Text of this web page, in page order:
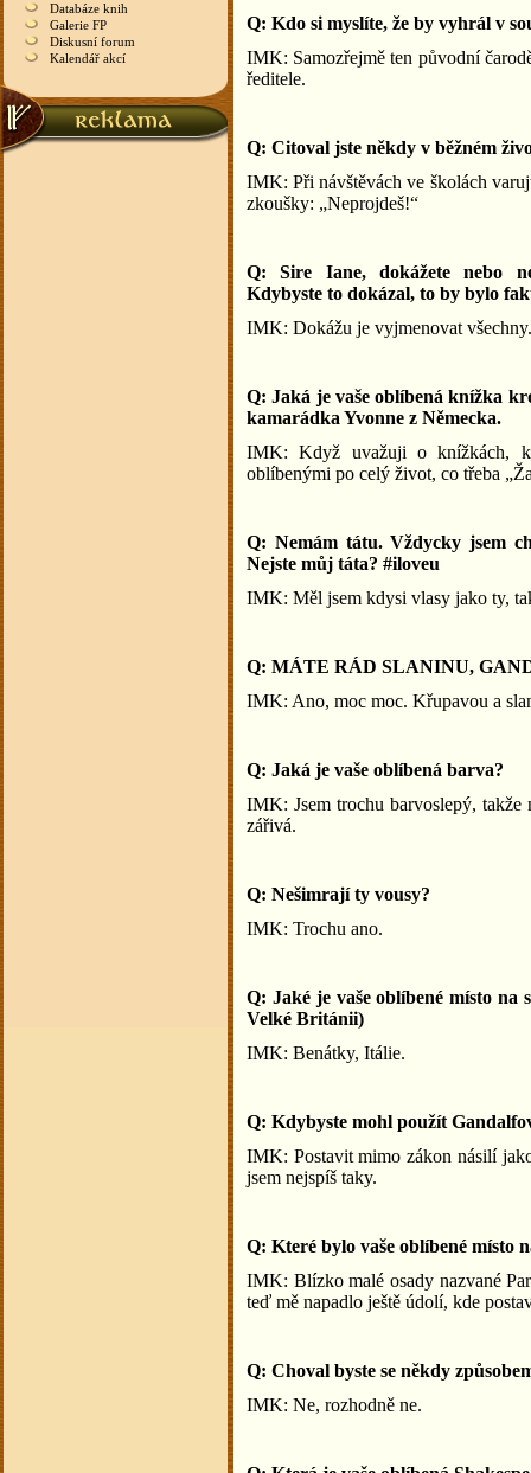
Databáze knih
Galerie FP
Diskusní forum
Kalendář akcí
Q: Kdo si myslíte, že by vyhrál v
IMK: Samozřejmě ten původní
ředitele.
Q: Citoval jste někdy v běžném
IMK: Při návštěvách ve školách
zkoušky: „Neprojdeš!“
Q: Sire Iane, dokážete nebo
Kdybyste to dokázal, to by bylo
IMK: Dokážu je vyjmenovat
Q: Jaká je vaše oblíbená knížka
kamarádka Yvonne z Německa.
IMK: Když uvažuji o knížkách,
oblíbenými po celý život, co třeba
Q: Nemám tátu. Vždycky jsem
Nejste můj táta? #iloveu
IMK: Měl jsem kdysi vlasy jako ty,
Q: MÁTE RÁD SLANINU,
IMK: Ano, moc moc. Křupavou a
Q: Jaká je vaše oblíbená barva?
IMK: Jsem trochu barvoslepý,
zářivá.
Q: Nešimrají ty vousy?
IMK: Trochu ano.
Q: Jaké je vaše oblíbené místo na
Velké Británii)
IMK: Benátky, Itálie.
Q: Kdybyste mohl použít
IMK: Postavit mimo zákon násilí
jsem nejspíš taky.
Q: Které bylo vaše oblíbené místo
IMK: Blízko malé osady nazvané
teď mě napadlo ještě údolí, kde
Q: Choval byste se někdy
IMK: Ne, rozhodně ne.